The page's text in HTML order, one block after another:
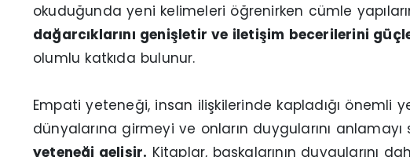
okuduğunda yeni kelimeleri öğrenirken cümle
dağarcıklarını genişletir ve iletişim becerilerini
olumlu katkıda bulunur.
Empati yeteneği, insan ilişkilerinde kapladığı önemli
dünyalarına girmeyi ve onların duygularını
yeteneği gelişir. Kitaplar, başkalarının duygularını